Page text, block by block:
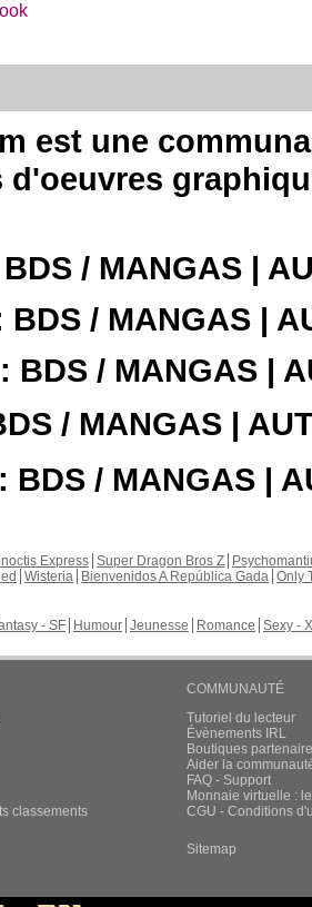
est une
d'oeuvres
/ MANGAS |
BDS / MANGAS |
: BDS / MANGAS |
/ MANGAS |
: BDS / MANGAS |
Express Super Dragon Bros Z
Wisteria Bienvenidos A República Gada Only
- SF Humour Jeunesse Romance Sexy -
classements
COMMUNAUTÉ
Tutoriel du lecteur
Évènements IRL
Boutiques
Aider la
FAQ - Support
Monnaie virtuelle :
CGU - Conditions
Sitemap